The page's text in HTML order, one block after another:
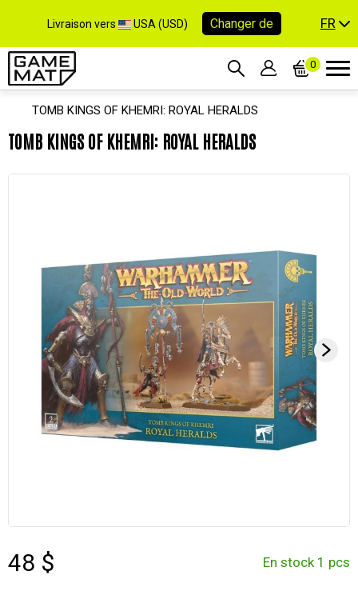
Livraison vers USA (USD) Changer de FR
0
TOMB KINGS OF KHEMRI: ROYAL HERALDS
TOMB KINGS OF KHEMRI: ROYAL HERALDS
48 $ En stock 1 pcs